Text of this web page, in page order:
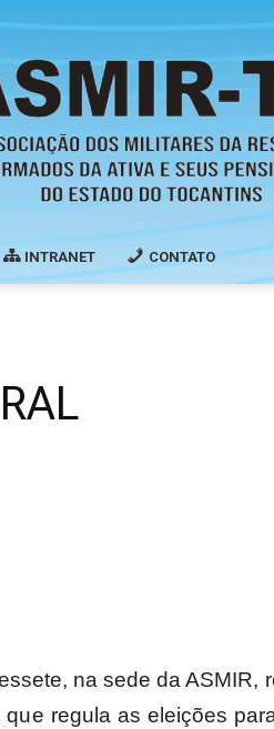
INTRANET CONTATO
na sede da ASMIR,
regula as eleições